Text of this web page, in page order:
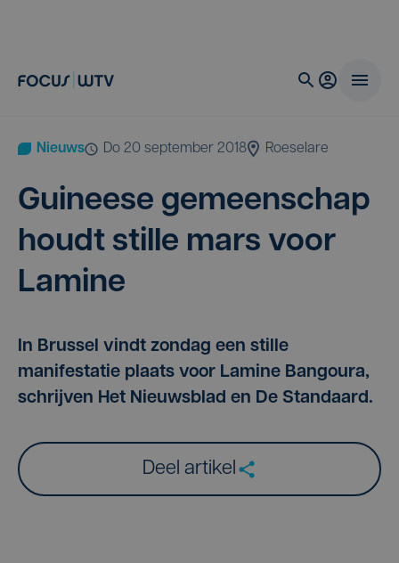
Nieuws do 20 september 2018 Roeselare
Gui­nee­se gemeen­schap
houdt stil­le mars voor
Lamine
In Brussel vindt zondag een stille
manifestatie plaats voor Lamine Bangoura,
schrijven Het Nieuwsblad en De Standaard.
Deel artikel